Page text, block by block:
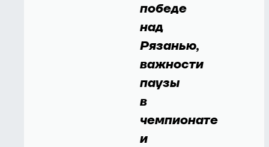
победе
над
Рязанью,
важности
паузы
в
чемпионате
и